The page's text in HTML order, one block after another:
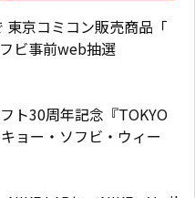
京コミコン販売商品「
ビ事前web抽選
30周年記念『TOKYO
ョー・ソフビ・ウィー